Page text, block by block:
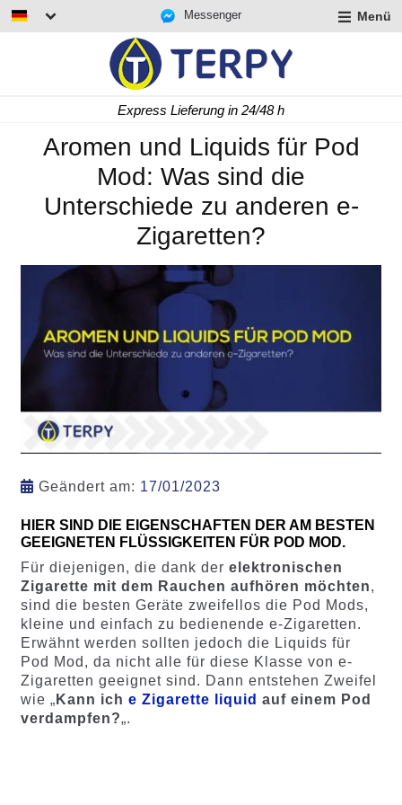
Messenger Menü
Express Lieferung in 24/48 h
Aromen und Liquids für Pod
Mod: Was sind die
Unterschiede zu anderen e-
Zigaretten?
Geändert am: 17/01/2023
HIER SIND DIE EIGENSCHAFTEN DER AM BESTEN
GEEIGNETEN FLÜSSIGKEITEN FÜR POD MOD.
Für diejenigen, die dank der elektronischen
Zigarette mit dem Rauchen aufhören möchten,
sind die besten Geräte zweifellos die Pod Mods,
kleine und einfach zu bedienende e-Zigaretten.
Erwähnt werden sollten jedoch die Liquids für
Pod Mod, da nicht alle für diese Klasse von e-
Zigaretten geeignet sind. Dann entstehen Zweifel
wie „ Kann ich e Zigarette liquid auf einem Pod
verdampfen?„.